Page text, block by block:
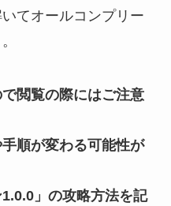
てオールコンプリー
閲覧の際にはご注意
順が変わる可能性が
」の攻略方法を記